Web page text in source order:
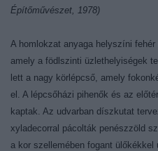
Építőművészet, 1978)
A homlokzat anyaga helyszíni
amely a födlszinti üzlethelyiségek
lett a nagy körlépcső, amely
el. A lépcsőházi pihenők és az
kaptak. Az udvarban díszkutat
xyladecorral pácolták penészzöld
a kor szellemében fogant